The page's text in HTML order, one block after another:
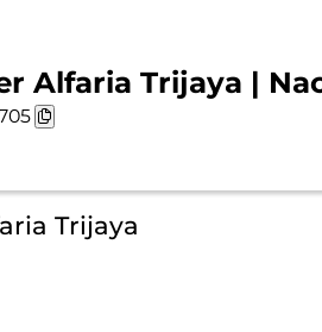
Alfaria Trijaya |
Trijaya